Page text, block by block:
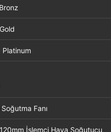
Platinum
Fanı
İşlemci Hava Soğutucu